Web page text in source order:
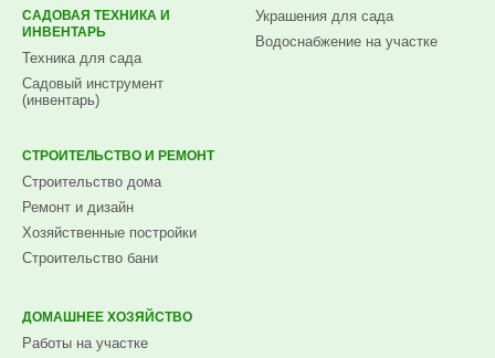
САДОВАЯ ТЕХНИКА И
ИНВЕНТАРЬ
Техника для сада
Садовый инструмент
(инвентарь)
Украшения для сада
Водоснабжение на участке
СТРОИТЕЛЬСТВО И РЕМОНТ
Строительство дома
Ремонт и дизайн
Хозяйственные постройки
Строительство бани
ДОМАШНЕЕ ХОЗЯЙСТВО
Работы на участке